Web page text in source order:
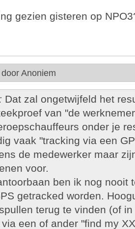
gezien gisteren op
Anoniem
Dat zal ongetwijfeld het
van "de
onder je
vaak "tracking via een
de medewerker maar
voor.
ben ik nog nooit
getracked worden.
terug te vinden (of
een of ander "find my